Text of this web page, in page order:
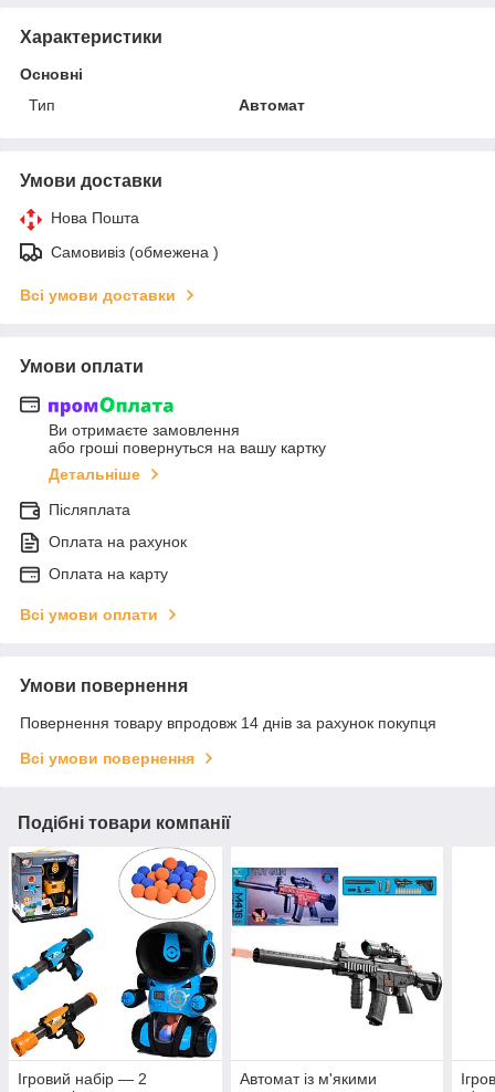
Характеристики
Основні
Тип
Автомат
Умови доставки
Нова Пошта
Самовивіз (обмежена )
Всі умови доставки
Умови оплати
Ви отримаєте замовлення
або гроші повернуться на вашу картку
Детальніше
Післяплата
Оплата на рахунок
Оплата на карту
Всі умови оплати
Умови повернення
Повернення товару впродовж 14 днів за рахунок покупця
Всі умови повернення
Подібні товари компанії
Ігровий набір — 2
Автомат із м'якими